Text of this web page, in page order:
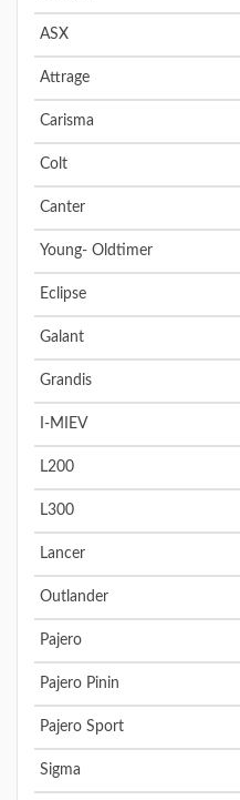
ASX
Attrage
Carisma
Colt
Canter
Young- Oldtimer
Eclipse
Galant
Grandis
I-MIEV
L200
L300
Lancer
Outlander
Pajero
Pajero Pinin
Pajero Sport
Sigma